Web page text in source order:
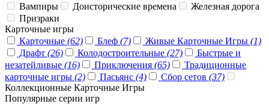
Вампиры
Доисторические времена
Железная дорога
Призраки
Карточные игры
Карточные (62) Блеф (7) Живые Карточные Игры (1)
Драфт (26) Колодостроительные (27)
Быстрые и
незатейливые (16) Приключения (65)
Традиционные
карточные игры (2) Пасьянс (4) Сбор сетов (37)
Коллекционные Карточные Игры
Популярные серии игр